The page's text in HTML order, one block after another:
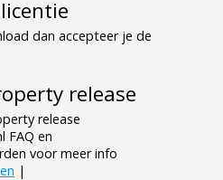
dan accepteer je de
release
release
FAQ en
voor meer info
|